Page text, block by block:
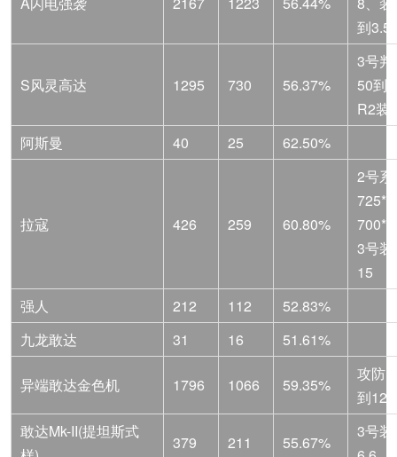
到3.5
S风灵高达 1295 730 56.37%
3号
50到
R2装
阿斯曼
40 25 62.50%
拉寇 426 259 60.80%
2号系
700*2
3号
15
强人
212 112
52.83%
九龙敢达
31 16 51.61%
异端敢达金色机 1796 1066 59.35%
攻防
到
敢达Mk-II(提坦斯式
379 211 55.67%
3号